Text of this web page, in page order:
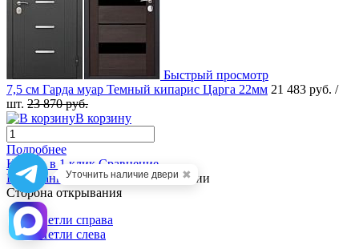
Быстрый просмотр
7,5 см Гарда муар Темный кипарис Царга 22мм 21 483 руб. /
шт. 23 870 руб.
В корзину
Подробнее
Купить в 1 клик Сравнение
В избранное
В наличии
Сторона открывания
Петли справа
Петли слева
Уточнить наличие двери ✖